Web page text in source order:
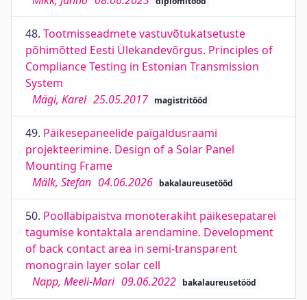
48. Tootmisseadmete vastuvõtukatsetuste
põhimõtted Eesti Ülekandevõrgus. Principles of
Compliance Testing in Estonian Transmission
System
Mägi, Karel 25.05.2017 magistritööd
49. Päikesepaneelide paigaldusraami
projekteerimine. Design of a Solar Panel
Mounting Frame
Mälk, Stefan 04.06.2026 bakalaureusetööd
50. Poolläbipaistva monoterakiht päikesepatarei
tagumise kontaktala arendamine. Development
of back contact area in semi-transparent
monograin layer solar cell
Napp, Meeli-Mari 09.06.2022 bakalaureusetööd